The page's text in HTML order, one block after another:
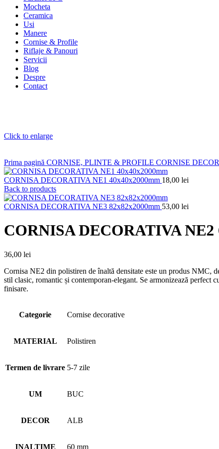
Mocheta
Ceramica
Usi
Manere
Cornise & Profile
Riflaje & Panouri
Servicii
Blog
Despre
Contact
Click to enlarge
Prima pagină CORNISE, PLINTE & PROFILE CORNISE
CORNISA DECORATIVA NE1 40x40x2000mm 18,00 lei
Back to products
CORNISA DECORATIVA NE3 82x82x2000mm 53,00 lei
CORNISA DECORATIVA NE2
36,00 lei
Cornisa NE2 din polistiren de înaltă densitate este un produs NMC,
stil clasic, romantic și contemporan-elegant. Se armonizează perfect
finisare.
Categorie Cornise decorative
MATERIAL Polistiren
Termen de livrare 5-7 zile
UM BUC
DECOR ALB
INALTIME 60 mm